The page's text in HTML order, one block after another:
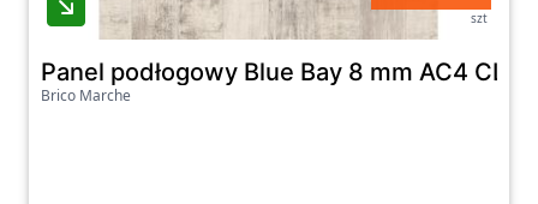
szt
Panel podłogowy Blue Bay 8 mm AC4
Brico Marche